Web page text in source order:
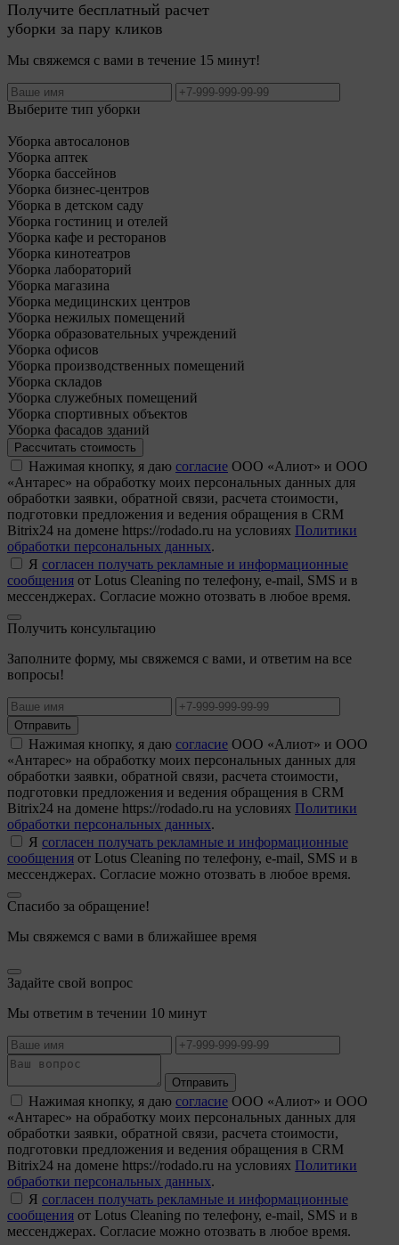
Получите бесплатный расчет
уборки за пару кликов
Мы свяжемся с вами в течение 15 минут!
Выберите тип уборки
Уборка автосалонов
Уборка аптек
Уборка бассейнов
Уборка бизнес-центров
Уборка в детском саду
Уборка гостиниц и отелей
Уборка кафе и ресторанов
Уборка кинотеатров
Уборка лабораторий
Уборка магазина
Уборка медицинских центров
Уборка нежилых помещений
Уборка образовательных учреждений
Уборка офисов
Уборка производственных помещений
Уборка складов
Уборка служебных помещений
Уборка спортивных объектов
Уборка фасадов зданий
Рассчитать стоимость
Нажимая кнопку, я даю согласие ООО «Алиот» и ООО
«Антарес» на обработку моих персональных данных для
обработки заявки, обратной связи, расчета стоимости,
подготовки предложения и ведения обращения в CRM
Bitrix24 на домене https://rodado.ru на условиях Политики
обработки персональных данных.
Я согласен получать рекламные и информационные
сообщения от Lotus Cleaning по телефону, e-mail, SMS и в
мессенджерах. Согласие можно отозвать в любое время.
Получить консультацию
Заполните форму, мы свяжемся с вами, и ответим на все
вопросы!
Отправить
Нажимая кнопку, я даю согласие ООО «Алиот» и ООО
«Антарес» на обработку моих персональных данных для
обработки заявки, обратной связи, расчета стоимости,
подготовки предложения и ведения обращения в CRM
Bitrix24 на домене https://rodado.ru на условиях Политики
обработки персональных данных.
Я согласен получать рекламные и информационные
сообщения от Lotus Cleaning по телефону, e-mail, SMS и в
мессенджерах. Согласие можно отозвать в любое время.
Спасибо за обращение!
Мы свяжемся с вами в ближайшее время
Задайте свой вопрос
Мы ответим в течении 10 минут
Отправить
Нажимая кнопку, я даю согласие ООО «Алиот» и ООО
«Антарес» на обработку моих персональных данных для
обработки заявки, обратной связи, расчета стоимости,
подготовки предложения и ведения обращения в CRM
Bitrix24 на домене https://rodado.ru на условиях Политики
обработки персональных данных.
Я согласен получать рекламные и информационные
сообщения от Lotus Cleaning по телефону, e-mail, SMS и в
мессенджерах. Согласие можно отозвать в любое время.